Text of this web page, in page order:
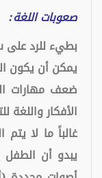
صعوبات اللغة:
بطيء للرد على
يمكن أن يكون
ضعف مهارات
الأفكار واللغة
غالباً ما لا
يبدو أن